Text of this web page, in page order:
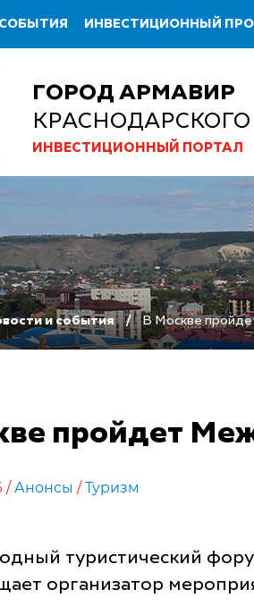
ИНВЕСТИЦИОННЫЙ
ГОРОД АРМАВИР
КРАСНОДАРСКОГО
ИНВЕСТИЦИОННЫЙ ПОРТАЛ
и события В Москве
пройдет
/ Анонсы / Туризм
туристический
организатор